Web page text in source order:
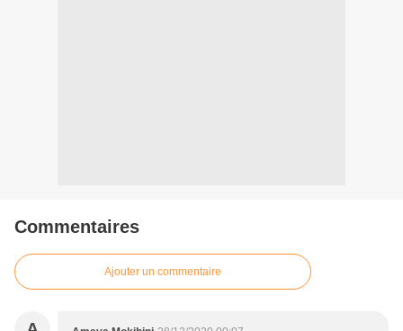
Commentaires
Ajouter un commentaire